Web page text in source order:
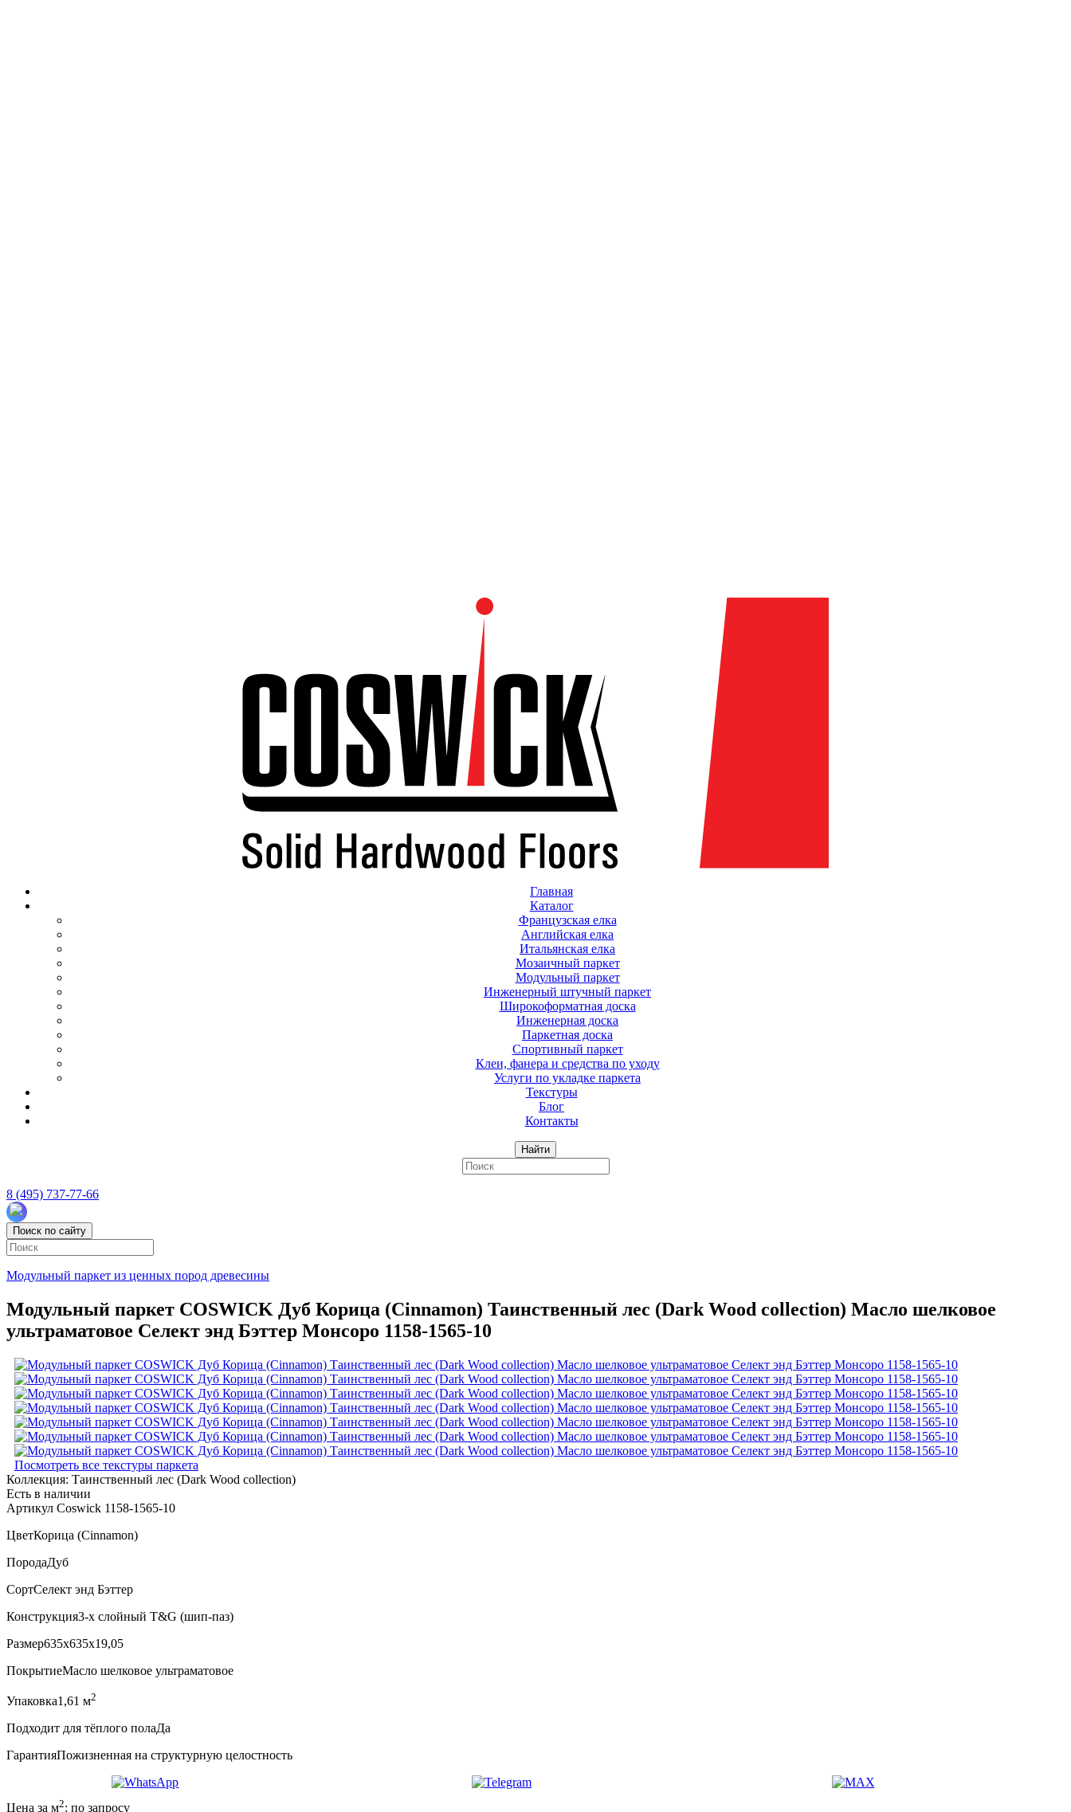
Главная
Каталог
Французская елка
Английская елка
Итальянская елка
Мозаичный паркет
Модульный паркет
Инженерный штучный паркет
Широкоформатная доска
Инженерная доска
Паркетная доска
Спортивный паркет
Клеи, фанера и средства по уходу
Услуги по укладке паркета
Текстуры
Блог
Контакты
Найти
8 (495) 737-77-66
Поиск по сайту
Модульный паркет из ценных пород древесины
Модульный паркет COSWICK Дуб Корица (Cinnamon) Таинственный лес (Dark Wood collection) Масло шелковое
ультраматовое Селект энд Бэттер Монсоро 1158-1565-10
Посмотреть все текстуры паркета
Коллекция: Таинственный лес (Dark Wood collection)
Есть в наличии
Артикул Coswick 1158-1565-10
ЦветКорица (Cinnamon)
ПородаДуб
СортСелект энд Бэттер
Конструкция3-х слойный T&G (шип-паз)
Размер635x635x19,05
ПокрытиеМасло шелковое ультраматовое
Упаковка1,61 м2
Подходит для тёплого полаДа
ГарантияПожизненная на структурную целостность
Цена за м2: по запросу